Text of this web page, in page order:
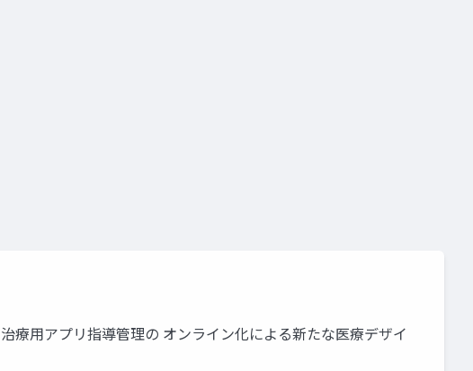
療用アプリ指導管理の オンライン化による新たな医療デザイ